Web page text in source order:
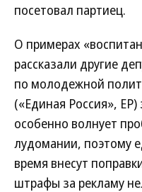
посетовал партиец.
О примерах
рассказали другие
по молодежной
(«Единая Россия», ЕР)
особенно волнует
лудомании, поэтому
время внесут
штрафы за рекламу